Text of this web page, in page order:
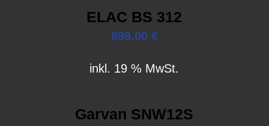
ELAC BS 312
899,00 €
inkl. 19 % MwSt.
Garvan SNW12S